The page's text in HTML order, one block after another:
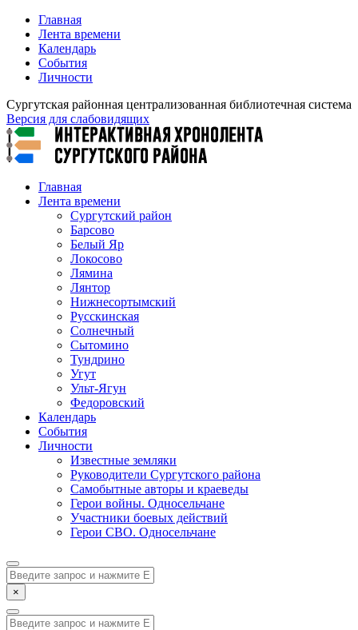
Главная
Лента времени
Календарь
События
Личности
Сургутская районная централизованная библиотечная система
Версия для слабовидящих
Главная
Лента времени
Сургутский район
Барсово
Белый Яр
Локосово
Лямина
Лянтор
Нижнесортымский
Русскинская
Солнечный
Сытомино
Тундрино
Угут
Ульт-Ягун
Федоровский
Календарь
События
Личности
Известные земляки
Руководители Сургутского района
Самобытные авторы и краеведы
Герои войны. Односельчане
Участники боевых действий
Герои СВО. Односельчане
×